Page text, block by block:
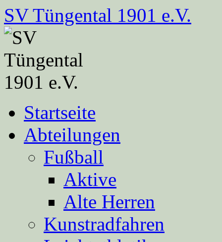
Zum
Inhalt
springen
SV Tüngental 1901 e.V.
Startseite
Abteilungen
Fußball
Aktive
Alte Herren
Kunstradfahren